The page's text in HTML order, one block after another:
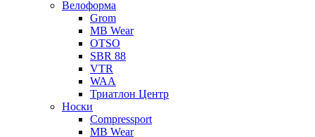
Велоформа
Grom
MB Wear
OTSO
SBR 88
VTR
WAA
Триатлон Центр
Носки
Compressport
MB Wear